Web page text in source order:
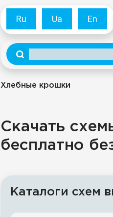
Ru Ua En
Хлебные крошки
Скачать
бесплатно
Каталоги схем